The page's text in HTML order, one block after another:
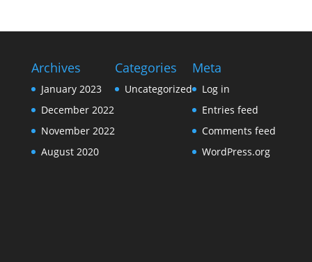
Archives
January 2023
December 2022
November 2022
August 2020
Categories
Uncategorized
Meta
Log in
Entries feed
Comments feed
WordPress.org